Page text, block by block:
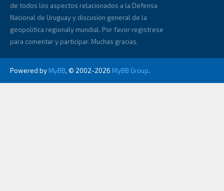
de todos los aspectos relacionados a la Defensa
Nacional de Uruguay y discusion general de la
geopolitica regionaly mundial. Por favor registrese
para comentar y participar. Muchas gracias.
Powered by MyBB, © 2002-2026 MyBB Group.